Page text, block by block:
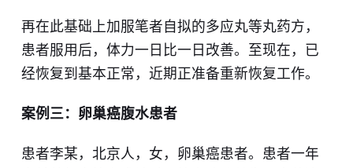
再在此基础上加服笔者自拟的多应丸等丸药方，
患者服用后，体力一日比一日改善。至现在，已
经恢复到基本正常，近期正准备重新恢复工作。
案例三：卵巢癌腹水患者
患者李某，北京人，女，卵巢癌患者。患者一年